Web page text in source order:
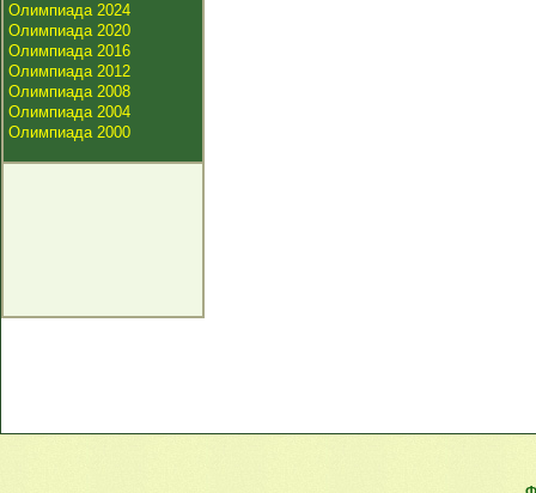
Олимпиада 2024
Олимпиада 2020
Олимпиада 2016
Олимпиада 2012
Олимпиада 2008
Олимпиада 2004
Олимпиада 2000